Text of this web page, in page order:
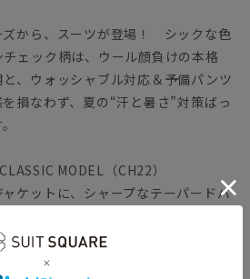
ズから、スーツが登場！ シックな色
ェック柄は、ウール顔負けの本格
、ウォッシャブル対応＆予備パンツ
損なわず、夏の“汗と暑さ”対策ばっ
MODEL（CH22）
ケットに、シャープなテーパードパ
材で窮屈さを感じさせません。ラウ
サイドベンツなど、クラシカルなデ